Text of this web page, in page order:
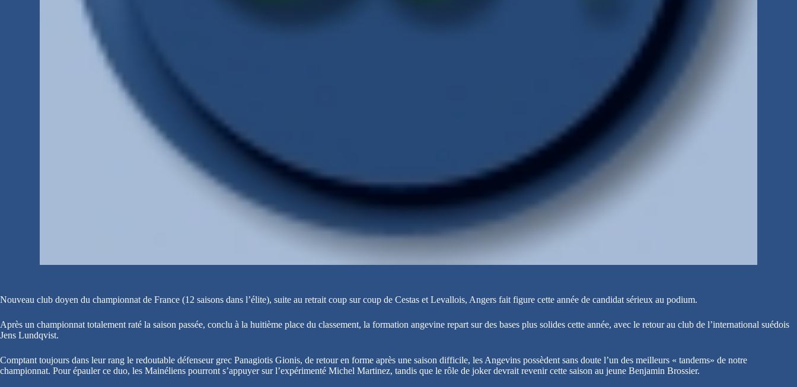
Nouveau club doyen du championnat de France (12 saisons dans l’élite), suite au retrait coup sur coup de Cestas et Levallois, Angers fait figure cette année de candidat sérieux au podium.
Après un championnat totalement raté la saison passée, conclu à la huitième place du classement, la formation angevine repart sur des bases plus solides cette année, avec le retour au club de l’international suédois
Jens Lundqvist.
Comptant toujours dans leur rang le redoutable défenseur grec Panagiotis Gionis, de retour en forme après une saison difficile, les Angevins possèdent sans doute l’un des meilleurs « tandems» de notre
championnat. Pour épauler ce duo, les Mainéliens pourront s’appuyer sur l’expérimenté Michel Martinez, tandis que le rôle de joker devrait revenir cette saison au jeune Benjamin Brossier.